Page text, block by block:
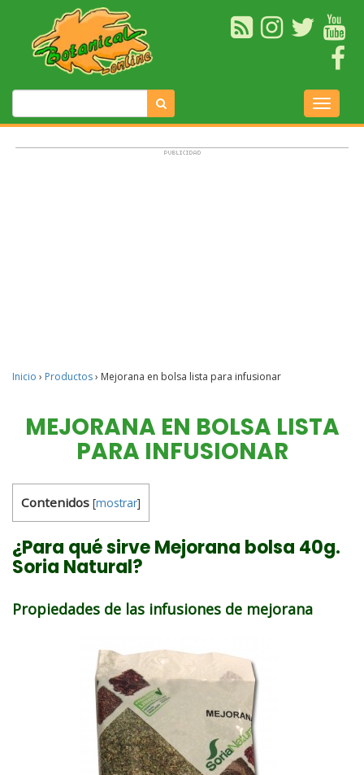
Inicio › Productos› Mejorana en bolsa lista para infusionar
MEJORANA EN BOLSA LISTA
PARA INFUSIONAR
Contenidos [mostrar]
¿Para qué sirve Mejorana bolsa 40g.
Soria Natural?
Propiedades de las infusiones de mejorana